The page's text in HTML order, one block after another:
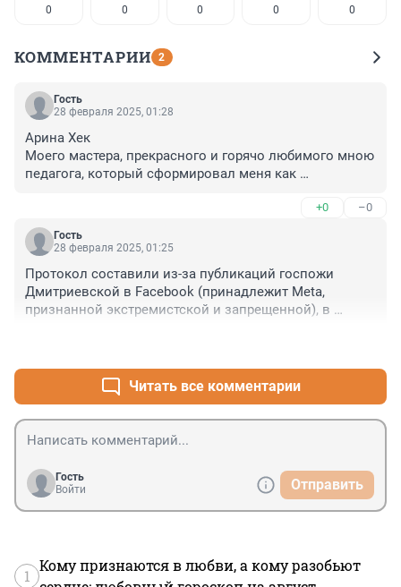
0 0 0 0 0
КОММЕНТАРИИ 2
Гость
28 февраля 2025, 01:28
Арина Хек
Моего мастера, прекрасного и горячо любимого мною
педагога, который сформировал меня как
института.
+0 –0
Гость
28 февраля 2025, 01:25
Протокол составили из-за публикаций госпожи
Дмитриевской в Facebook (принадлежит Meta,
признанной экстремистской и запрещенной), в
Читать все комментарии
Гость
Войти
Отправить
1
Кому признаются в любви, а кому разобьют